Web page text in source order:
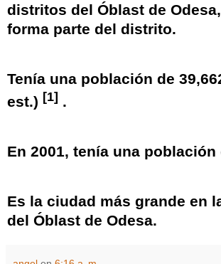
distritos del Óblast de
forma parte del distrito.
Tenía una población de
est.) [1] .
En 2001, tenía una población
Es la ciudad más grande en
del Óblast de Odesa.